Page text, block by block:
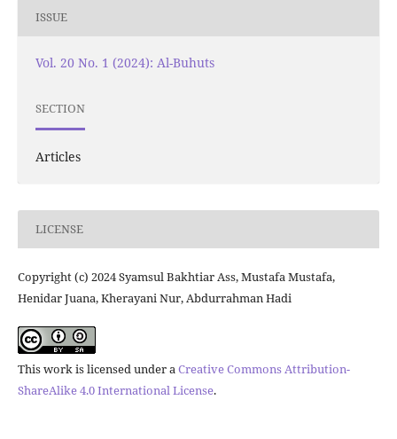
ISSUE
Vol. 20 No. 1 (2024): Al-Buhuts
SECTION
Articles
LICENSE
Copyright (c) 2024 Syamsul Bakhtiar Ass, Mustafa Mustafa,
Henidar Juana, Kherayani Nur, Abdurrahman Hadi
This work is licensed under aCreative Commons Attribution-
ShareAlike 4.0 International License.